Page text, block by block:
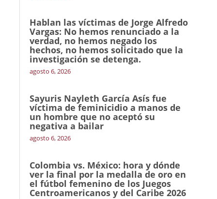
Hablan las víctimas de Jorge Alfredo
Vargas: No hemos renunciado a la
verdad, no hemos negado los
hechos, no hemos solicitado que la
investigación se detenga.
agosto 6, 2026
Sayuris Nayleth García Asís fue
víctima de feminicidio a manos de
un hombre que no aceptó su
negativa a bailar
agosto 6, 2026
Colombia vs. México: hora y dónde
ver la final por la medalla de oro en
el fútbol femenino de los Juegos
Centroamericanos y del Caribe 2026